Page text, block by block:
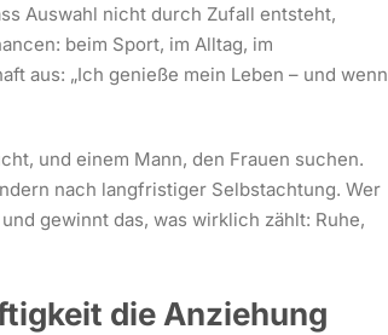
Auswahl nicht durch Zufall entsteht,
beim Sport, im Alltag, im
aus: „Ich genieße mein Leben – und wenn
und einem Mann, den Frauen suchen.
nach langfristiger Selbstachtung. Wer
gewinnt das, was wirklich zählt: Ruhe,
die Anziehung